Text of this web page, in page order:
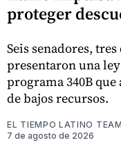
proteger
Seis senadores,
presentaron una
programa 340B
de bajos recursos.
EL TIEMPO LATINO TEAM
7 de agosto de 2026